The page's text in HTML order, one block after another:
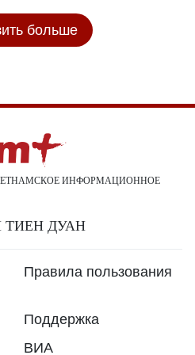
больше
ИНФОРМАЦИОННОЕ
ТИЕН ДУАН
Правила пользования
Поддержка
ВИА